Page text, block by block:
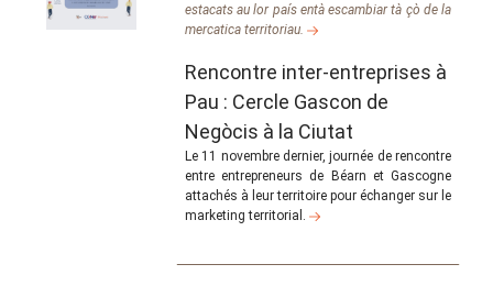
estacats au lor país entà escambiar tà çò de la
mercatica territoriau.
Rencontre inter-entreprises à
Pau : Cercle Gascon de
Negòcis à la Ciutat
Le 11 novembre dernier, journée de rencontre
entre entrepreneurs de Béarn et Gascogne
attachés à leur territoire pour échanger sur le
marketing territorial.